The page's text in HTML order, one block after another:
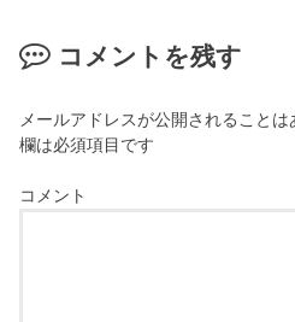
コメントを残す
メールアドレスが公開されることは
欄は必須項目です
コメント